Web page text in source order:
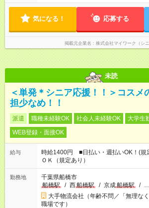
気になる！ 応募する
掲載元企業名 株式会社マイワーク（シニ
未読
＜単発＊シニア応援！！＞コスメ
担少なめ！！
派遣 職種未経験OK 社会人未経験OK 大学生
WEB登録・面接OK
給与
時給1400円 ■日払い・週払いOK！(
ＯＫ（規定あり）
勤務地
千葉県船橋市
船橋駅
/ 西船橋駅 / 京成船橋駅 / …
大手物流会社（年齢不問／「無理な
職場です）